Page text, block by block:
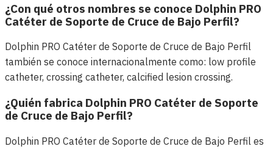
¿Con qué otros nombres se conoce Dolphin PRO
Catéter de Soporte de Cruce de Bajo Perfil?
Dolphin PRO Catéter de Soporte de Cruce de Bajo Perfil
también se conoce internacionalmente como: low profile
catheter, crossing catheter, calcified lesion crossing.
¿Quién fabrica Dolphin PRO Catéter de Soporte
de Cruce de Bajo Perfil?
Dolphin PRO Catéter de Soporte de Cruce de Bajo Perfil es